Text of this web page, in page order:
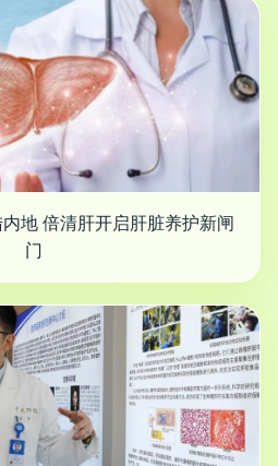
地 倍清肝开启肝脏养护新闸
门